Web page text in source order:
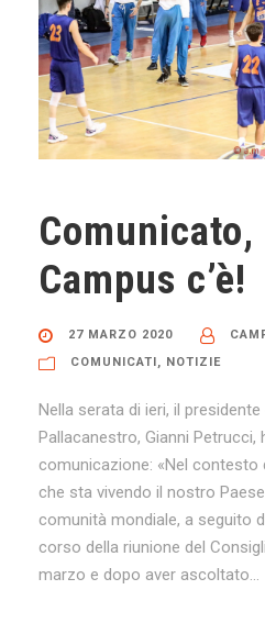
Campus c’è!
27 MARZO 2020
COMUNICATI , NOTIZIE
Nella serata di ieri, il
Pallacanestro, Gianni
comunicazione: «Nel contesto
che sta vivendo il nostro
comunità mondiale, a seguito
corso della riunione del
marzo e dopo aver ascoltato...